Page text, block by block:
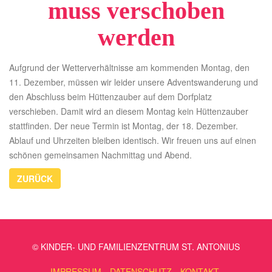
muss verschoben
werden
Aufgrund der Wetterverhältnisse am kommenden Montag, den
11. Dezember, müssen wir leider unsere Adventswanderung und
den Abschluss beim Hüttenzauber auf dem Dorfplatz
verschieben. Damit wird an diesem Montag kein Hüttenzauber
stattfinden. Der neue Termin ist Montag, der 18. Dezember.
Ablauf und Uhrzeiten bleiben identisch. Wir freuen uns auf einen
schönen gemeinsamen Nachmittag und Abend.
ZURÜCK
© KINDER- UND FAMILIENZENTRUM ST. ANTONIUS